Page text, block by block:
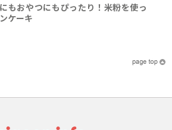
もおやつにもぴったり！米粉を使っ
ケーキ